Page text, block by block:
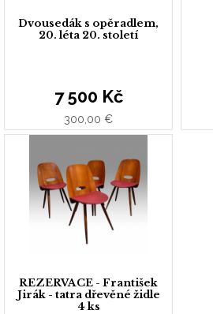
Dvousedák s opěradlem,
20. léta 20. století
7 500 Kč
300,00 €
REZERVACE - František
Jirák - tatra dřevěné židle
4 ks